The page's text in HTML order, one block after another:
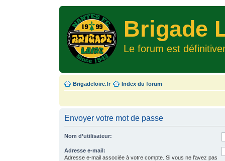
Brigade
Le forum est
Brigadeloire.fr Index du forum
Envoyer votre mot de passe
Nom d’utilisateur:
Adresse e-mail:
Adresse e-mail associée à votre compte. Si vous ne l’avez pas